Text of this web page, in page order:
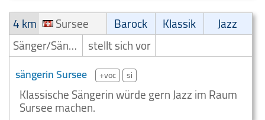
4 km
Sursee Barock Klassik
Jazz
Sänger/Sängerin stellt sich vor
sängerin Sursee +voc si
Klassische Sängerin würde gern Jazz im Raum
Sursee machen.